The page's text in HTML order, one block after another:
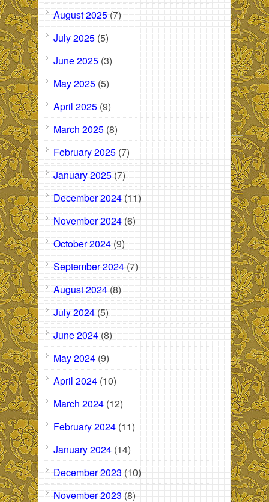
August 2025 (7)
July 2025 (5)
June 2025 (3)
May 2025 (5)
April 2025 (9)
March 2025 (8)
February 2025 (7)
January 2025 (7)
December 2024 (11)
November 2024 (6)
October 2024 (9)
September 2024 (7)
August 2024 (8)
July 2024 (5)
June 2024 (8)
May 2024 (9)
April 2024 (10)
March 2024 (12)
February 2024 (11)
January 2024 (14)
December 2023 (10)
November 2023 (8)